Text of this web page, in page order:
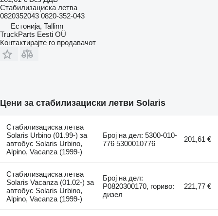
Стабилизациска летва
0820352043 0820-352-043
Естонија, Tallinn
TruckParts Eesti OÜ
Контактирајте го продавачот
Цени за стабилизациски летви Solaris
Стабилизациска летва
Solaris Urbino (01.99-) за
автобус Solaris Urbino,
Alpino, Vacanza (1999-)
Број на дел: 5300-010-
776 5300010776
201,61 €
Стабилизациска летва
Solaris Vacanza (01.02-) за
автобус Solaris Urbino,
Alpino, Vacanza (1999-)
Број на дел:
P0820300170, гориво:
дизел
221,77 €